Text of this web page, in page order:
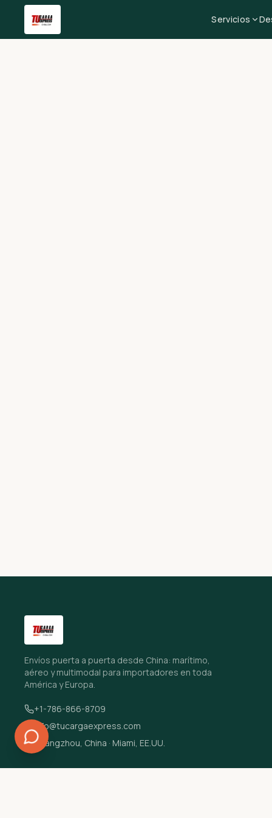
Servicios
Envíos puerta a puerta desde China: marítimo,
aéreo y multimodal para importadores en toda
América y Europa.
+1-786-866-8709
info@tucargaexpress.com
Guangzhou, China · Miami, EE.UU.